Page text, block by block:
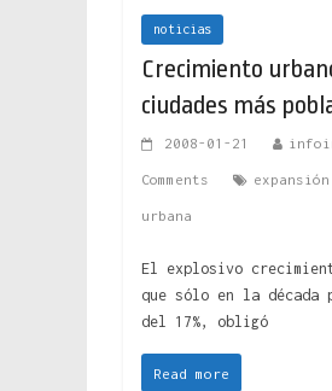
noticias
Crecimiento
ciudades más
2008-01-21
Comments
urbana
El explosivo
que sólo en la década
del 17%, obligó
Read more